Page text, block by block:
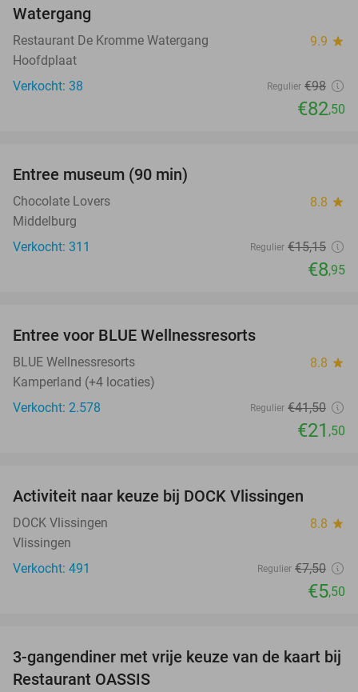
Watergang
Restaurant De Kromme Watergang 9.9 star
Hoofdplaat
Verkocht: 38
Regulier €98
€82,50
Entree museum (90 min)
Chocolate Lovers 8.8 star
Middelburg
Verkocht: 311
Regulier €15,15
€8,95
Entree voor BLUE Wellnessresorts
BLUE Wellnessresorts 8.8 star
Kamperland (+4 locaties)
Verkocht: 2.578
Regulier €41,50
€21 ,50
Activiteit naar keuze bij DOCK Vlissingen
DOCK Vlissingen 8.8 star
Vlissingen
Verkocht: 491
Regulier €7,50
€5,50
43%
3-gangendiner met vrije keuze van de kaart bij
Restaurant OASSIS